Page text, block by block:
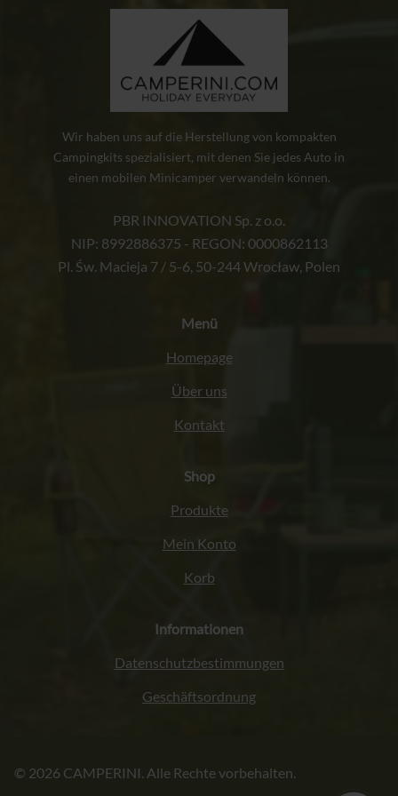
Wir haben uns auf die Herstellung von kompakten
Campingkits spezialisiert, mit denen Sie jedes Auto in
einen mobilen Minicamper verwandeln können.
PBR INNOVATION Sp. z o.o.
NIP: 8992886375 - REGON: 0000862113
Pl. Św. Macieja 7 / 5-6, 50-244 Wrocław, Polen
Menü
Homepage
Über uns
Kontakt
Shop
Produkte
Mein Konto
Korb
Informationen
Datenschutzbestimmungen
Geschäftsordnung
© 2026 CAMPERINI. Alle Rechte vorbehalten.
Français
Italiano